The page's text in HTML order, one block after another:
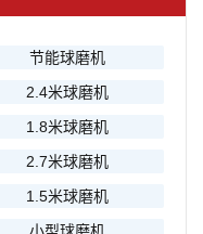
节能球磨机
2.4米球磨机
1.8米球磨机
2.7米球磨机
1.5米球磨机